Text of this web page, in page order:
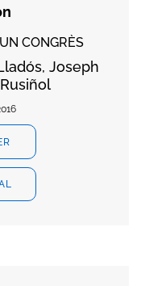
CONGRÈS
Joseph